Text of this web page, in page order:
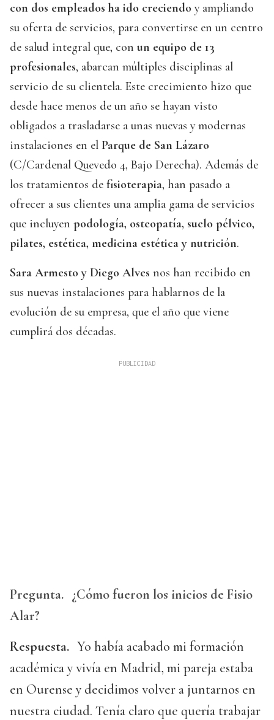
con dos empleados ha ido creciendo y ampliando
su oferta de servicios, para convertirse en un centro
de salud integral que, con un equipo de 13
profesionales, abarcan múltiples disciplinas al
servicio de su clientela. Este crecimiento hizo que
desde hace menos de un año se hayan visto
obligados a trasladarse a unas nuevas y modernas
instalaciones en el Parque de San Lázaro
(C/Cardenal Quevedo 4, Bajo Derecha). Además de
los tratamientos de fisioterapia, han pasado a
ofrecer a sus clientes una amplia gama de servicios
que incluyen podología, osteopatía, suelo pélvico,
pilates, estética, medicina estética y nutrición.
Sara Armesto y Diego Alves nos han recibido en
sus nuevas instalaciones para hablarnos de la
evolución de su empresa, que el año que viene
cumplirá dos décadas.
Pregunta. ¿Cómo fueron los inicios de Fisio
Alar?
Respuesta. Yo había acabado mi formación
académica y vivía en Madrid, mi pareja estaba
en Ourense y decidimos volver a juntarnos en
nuestra ciudad. Tenía claro que quería trabajar